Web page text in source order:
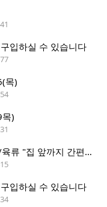
입하실 수 있습니다
목)
)
시애틀 프리미엄 사시미/구이용 생선/육류 "집 앞까지 간편하게" – 영오션닷컴
입하실 수 있습니다